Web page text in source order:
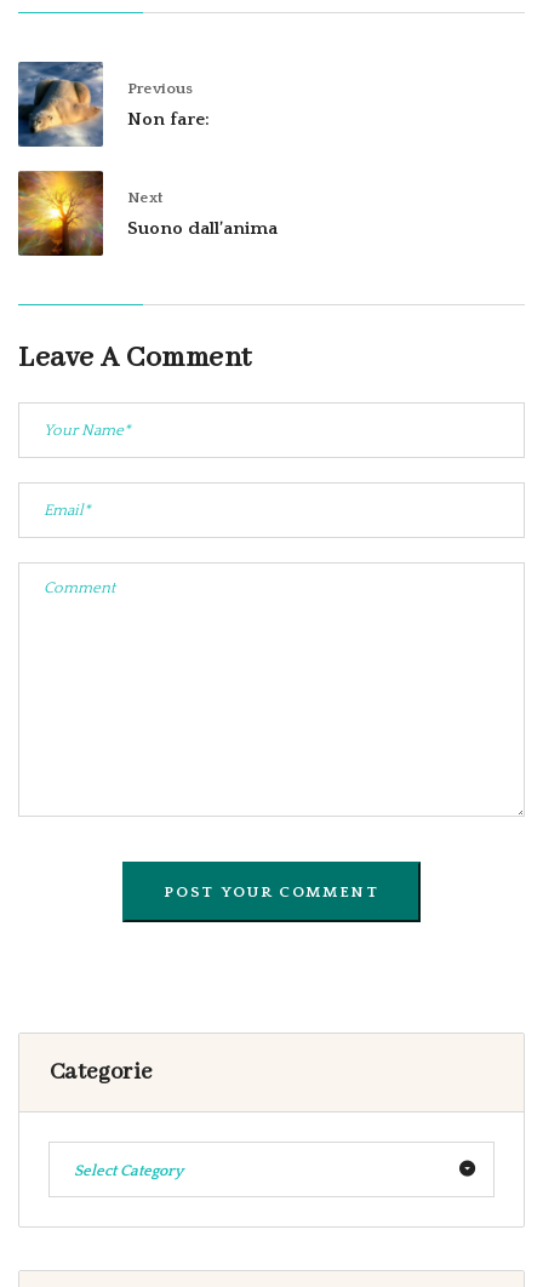
Previous
Non fare:
Next
Suono dall’anima
Leave A Comment
Categorie
Select Category